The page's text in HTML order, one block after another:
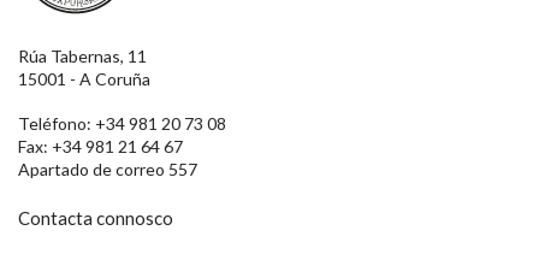
Rúa Tabernas, 11
15001 - A Coruña
Teléfono: +34 981 20 73 08
Fax: +34 981 21 64 67
Apartado de correo 557
Contacta connosco